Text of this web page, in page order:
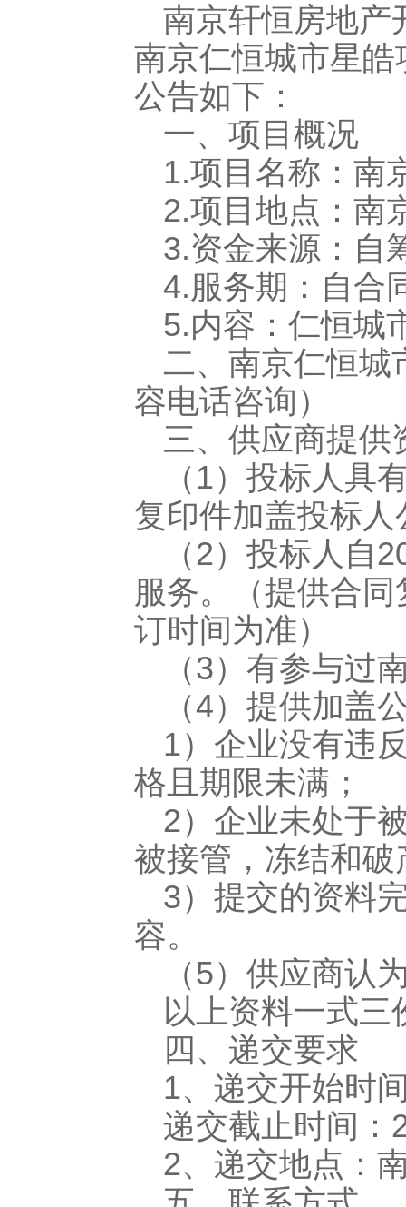
南京轩恒房地产
南京仁恒城市星
公告如下：
一、项目概况
1.项目名称：南
2.项目地点：南
3.资金来源：自
4.服务期：自合
5.内容：仁恒城
二、南京仁恒城
容电话咨询）
三、供应商提供
（1）投标人具
复印件加盖投标人
（2）投标人自
服务。（提供合
订时间为准）
（3）有参与过
（4）提供加盖
1）企业没有违
格且期限未满；
2）企业未处于
被接管，冻结和破
3）提交的资料
容。
（5）供应商认
以上资料一式
四、递交要求
1、递交开始时
递交截止时间：
2、递交地点：